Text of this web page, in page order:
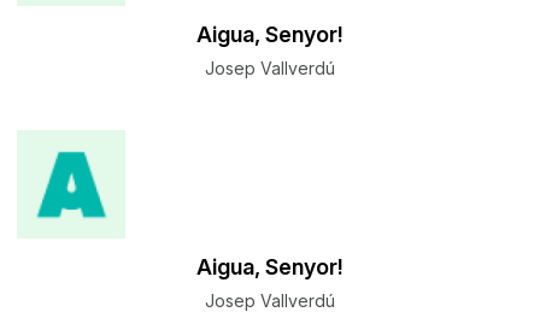
Aigua, Senyor!
Josep Vallverdú
Aigua, Senyor!
Josep Vallverdú